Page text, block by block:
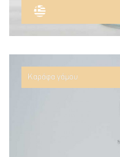
Καράφα γάμου